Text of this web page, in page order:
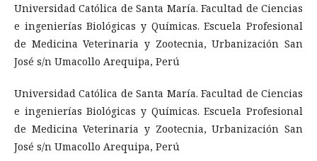
Universidad Católica de Santa María. Facultad de Ciencias
e ingenierías Biológicas y Químicas. Escuela Profesional
de Medicina Veterinaria y Zootecnia, Urbanización San
José s/n Umacollo Arequipa, Perú
Universidad Católica de Santa María. Facultad de Ciencias
e ingenierías Biológicas y Químicas. Escuela Profesional
de Medicina Veterinaria y Zootecnia, Urbanización San
José s/n Umacollo Arequipa, Perú